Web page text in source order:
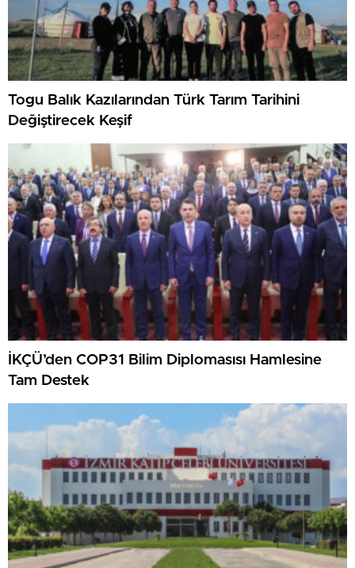
Togu Balık Kazılarından Türk Tarım Tarihini
Değiştirecek Keşif
İKÇÜ’den COP31 Bilim Diplomasısı Hamlesine
Tam Destek